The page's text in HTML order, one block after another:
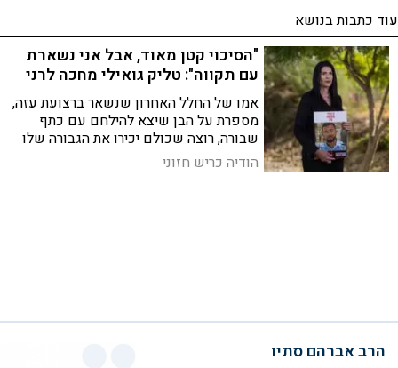
עוד כתבות בנושא
"הסיכוי קטן מאוד, אבל אני נשארת
עם תקווה": טליק גואילי מחכה לרני
אמו של החלל האחרון שנשאר ברצועת עזה,
מספרת על הבן שיצא להילחם עם כתף
שבורה, רוצה שכולם יכירו את הגבורה שלו
וחושבת שדווקא כמשפחה ימנית יש לה
יכולת לאחות קרעים בעם
הודיה כריש חזוני
הרב אברהם סתיו